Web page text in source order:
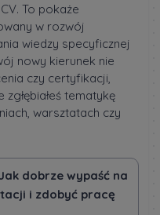
To pokaże
w rozwój
wiedzy specyficznej
nowy kierunek nie
czy certyfikacji,
tematykę
warsztatach czy
dobrze wypaść na
i zdobyć pracę